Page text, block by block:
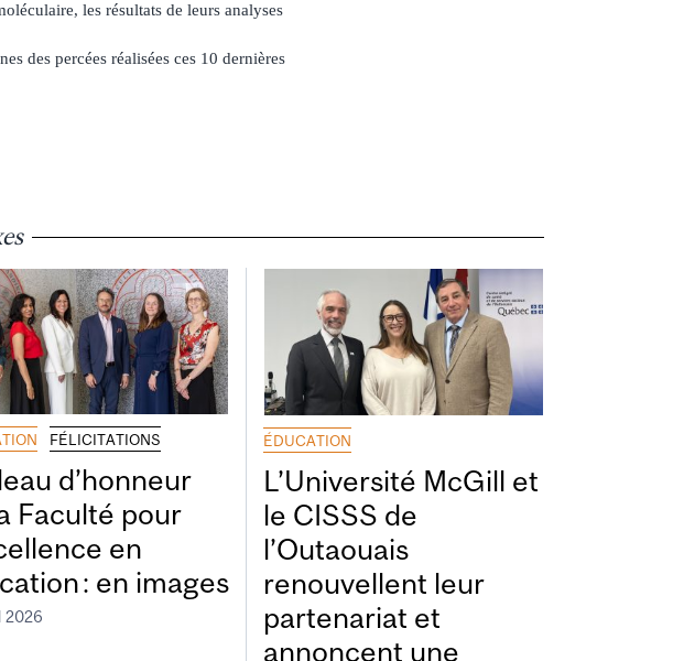
les résultats de leurs analyses
des percées réalisées ces 10 dernières
FÉLICITATIONS
d’honneur
Faculté pour
en
: en images
2026
ÉDUCATION
L’Université McGill et
le CISSS de
l’Outaouais
renouvellent leur
partenariat et
annoncent une